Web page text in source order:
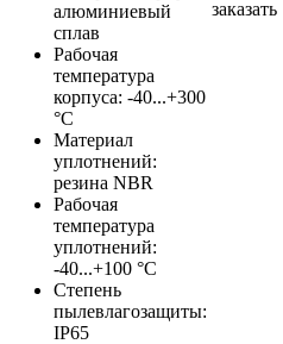
алюминиевый
сплав
Рабочая
температура
корпуса: -40...+300
°C
Материал
уплотнений:
резина NBR
Рабочая
температура
уплотнений:
-40...+100 °C
Степень
пылевлагозащиты:
IP65
заказать